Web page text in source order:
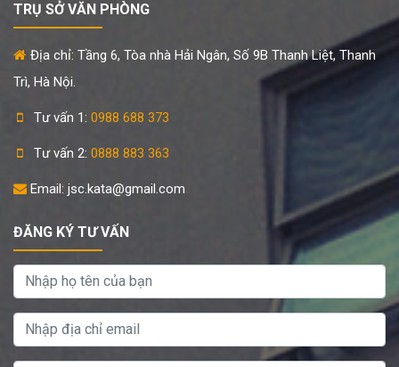
TRỤ SỞ VĂN PHÒNG
Địa chỉ: Tầng 6, Tòa nhà Hải Ngân, Số 9B Thanh Liệt, Thanh
Trì, Hà Nội.
Tư vấn 1: 0988 688 373
Tư vấn 2: 0888 883 363
Email: jsc.kata@gmail.com
ĐĂNG KÝ TƯ VẤN